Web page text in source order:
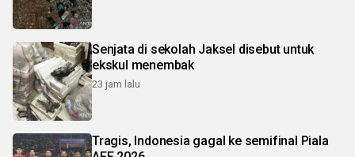
Senjata di sekolah Jaksel disebut untuk
ekskul menembak
23 jam lalu
Tragis, Indonesia gagal ke semifinal Piala